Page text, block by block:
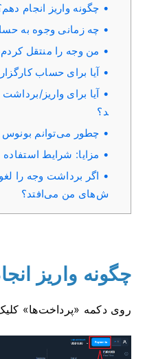
چگونه واریز انجام
چه زمانی وجوه به
من وجه را منتقل
آیا برای حساب
آیا برای واریز/
د؟
چطور می‌توانم بونوس
مزایا: شرایط استفاده
اگر برداشت وجه را
ش‌های من می‌افتد؟
چگونه واریز
روی دکمه «پرداخت‌ها»